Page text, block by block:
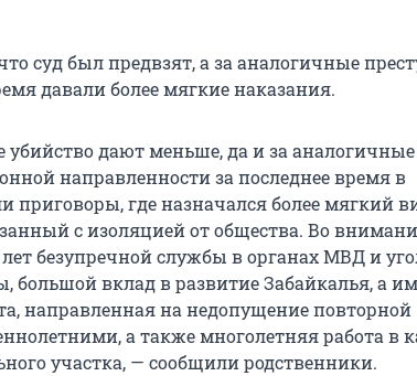
суд был предвзят, а за аналогичные
давали более мягкие наказания.
дают меньше, да и за аналогичные
направленности за последнее время в
приговоры, где назначался более мягкий
с изоляцией от общества. Во
безупречной службы в органах МВД и
большой вклад в развитие Забайкалья, а
направленная на недопущение повторной
а также многолетняя работа в
участка, — сообщили родственники.